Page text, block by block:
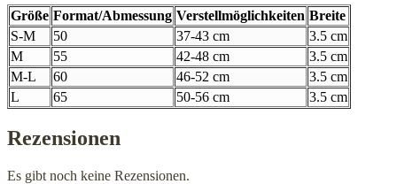
Größe Format/Abmessung Verstellmöglichkeiten Breite
S-M
50 37-43 cm
3.5 cm
M
55 42-48 cm
3.5 cm
M-L
60 46-52 cm
3.5 cm
L
65 50-56 cm 3.5 cm
Rezensionen
Es gibt noch keine Rezensionen.